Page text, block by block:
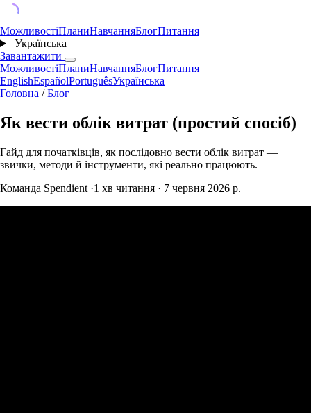
МожливостіПланиНавчанняБлогПитання
Українська
Завантажити
МожливостіПланиНавчанняБлогПитання
EnglishEspañolPortuguêsУкраїнська
Головна / Блог
Як вести облік витрат (простий спосіб)
Гайд для початківців, як послідовно вести облік витрат —
звички, методи й інструменти, які реально працюють.
Команда Spendient ·1 хв читання · 7 червня 2026 р.